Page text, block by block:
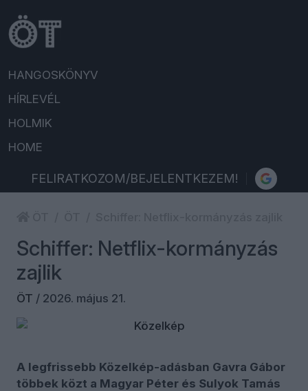
HANGOSKÖNYV
HÍRLEVÉL
HOLMIK
HOME
FELIRATKOZOM/BEJELENTKEZEM!
Schiffer: Netflix-kormányzás
zajlik
ÖT / 2026. május 21.
A legfrissebb Közelkép-adásban Gavra Gábor
többek közt a Magyar Péter és Sulyok Tamás